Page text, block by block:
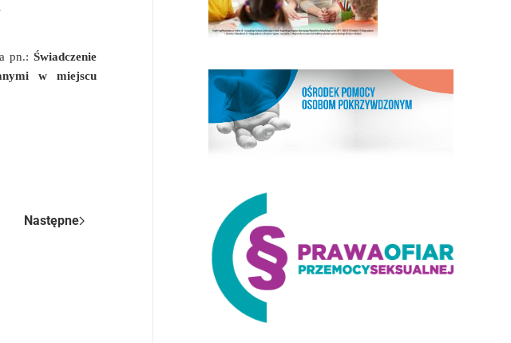
.
pn.: Świadczenie
w miejscu
Następne